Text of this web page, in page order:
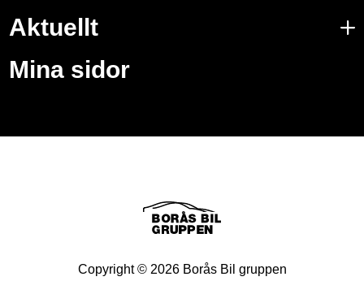
Aktuellt
Mina sidor
Copyright © 2026 Borås Bil gruppen